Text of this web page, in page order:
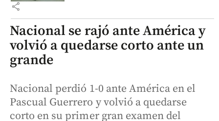
share
Nacional se rajó ante América y
volvió a quedarse corto ante un
grande
Nacional perdió 1-0 ante América en el
Pascual Guerrero y volvió a quedarse
corto en su primer gran examen del